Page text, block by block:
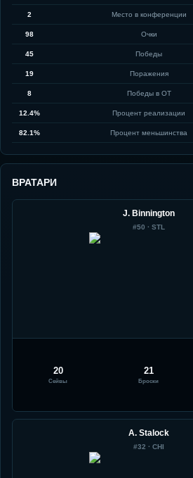
2 Место в конференции
98 Очки
45 Победы
19 Поражения
8 Победы в ОТ
12.4% Процент реализации
82.1% Процент меньшинства
ВРАТАРИ
J. Binnington
#50 · STL
20
Сейвы
21
Броски
A. Stalock
#32 · CHI